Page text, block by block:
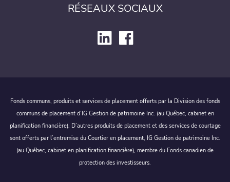
RÉSEAUX SOCIAUX
Fonds communs, produits et services de placement offerts par la Division des fonds
communs de placement d’IG Gestion de patrimoine Inc. (au Québec, cabinet en
planification financière). D’autres produits de placement et des services de courtage
sont offerts par l’entremise du Courtier en placement, IG Gestion de patrimoine Inc.
(au Québec, cabinet en planification financière), membre du Fonds canadien de
protection des investisseurs.